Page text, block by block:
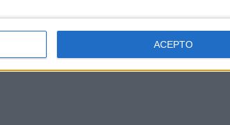
ACEPTO